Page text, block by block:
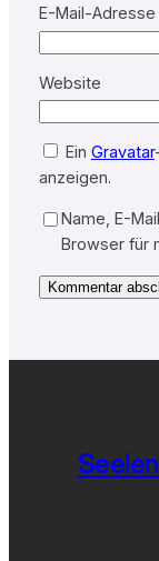
E-Mail-Adresse
Website
Ein Gravatar
anzeigen.
Name, E-
Browser für